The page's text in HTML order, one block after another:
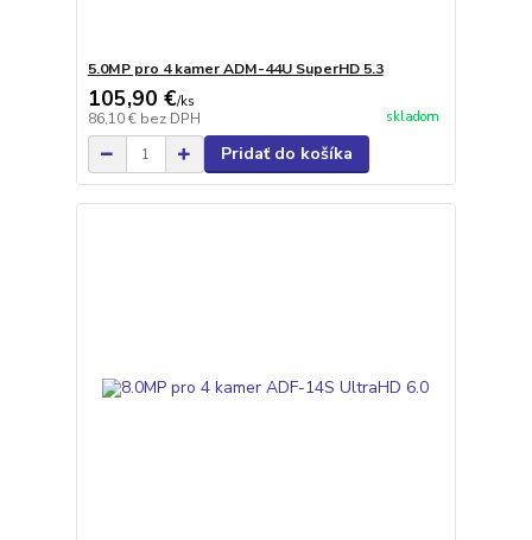
5.0MP pro 4 kamer ADM-44U SuperHD 5.3
105,90 €/ks
86,10 € bez DPH skladom
Pridať do košíka